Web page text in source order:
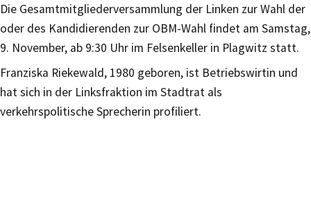
Die Gesamtmitgliederversammlung der Linken zur Wahl der
oder des Kandidierenden zur OBM-Wahl findet am Samstag,
9. November, ab 9:30 Uhr im Felsenkeller in Plagwitz statt.
Franziska Riekewald, 1980 geboren, ist Betriebswirtin und
hat sich in der Linksfraktion im Stadtrat als
verkehrspolitische Sprecherin profiliert.